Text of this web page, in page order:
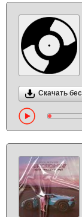
Скачать